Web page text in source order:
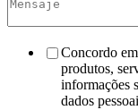
Concordo
produtos,
informações
dados